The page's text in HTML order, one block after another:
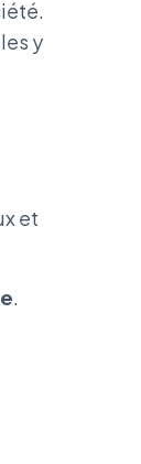
y
et
.